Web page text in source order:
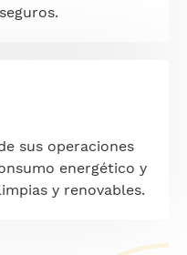
sus operaciones
energético y
y renovables.